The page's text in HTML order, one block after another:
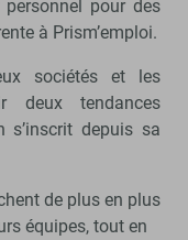
pour des
à Prism’emploi.
sociétés et les
deux tendances
s’inscrit depuis sa
de plus en plus
équipes, tout en